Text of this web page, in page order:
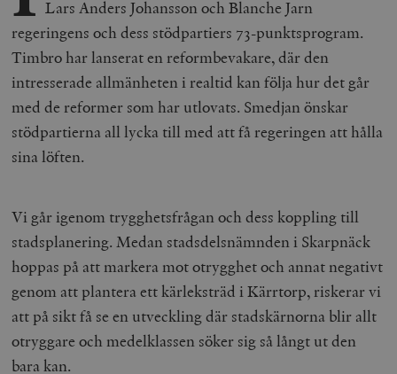
Lars Anders Johansson och Blanche Jarn
regeringens och dess stödpartiers 73-punktsprogram.
Timbro har lanserat en reformbevakare, där den
intresserade allmänheten i realtid kan följa hur det går
med de reformer som har utlovats. Smedjan önskar
stödpartierna all lycka till med att få regeringen att hålla
sina löften.
Vi går igenom trygghetsfrågan och dess koppling till
stadsplanering. Medan stadsdelsnämnden i Skarpnäck
hoppas på att markera mot otrygghet och annat negativt
genom att plantera ett kärleksträd i Kärrtorp, riskerar vi
att på sikt få se en utveckling där stadskärnorna blir allt
otryggare och medelklassen söker sig så långt ut den
bara kan.